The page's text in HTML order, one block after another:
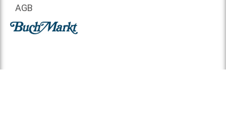
AGB